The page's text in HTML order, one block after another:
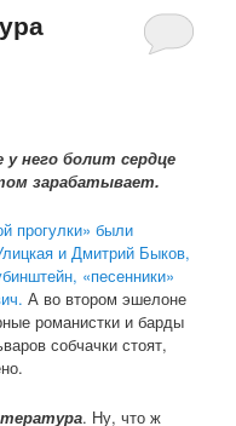
него болит сердце
зарабатывает.
прогулки» были
и Дмитрий Быков,
«песенники»
А во втором эшелоне
романистки и барды
собчачки стоят,
. Ну, что ж